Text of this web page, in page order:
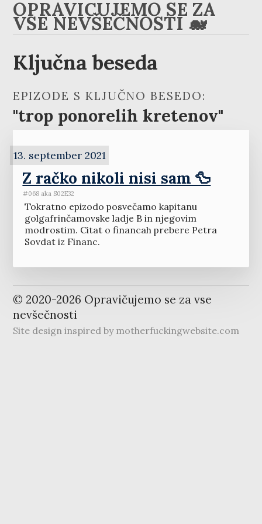
OPRAVIČUJEMO SE ZA
VSE NEVŠEČNOSTI 🐋
Ključna beseda
EPIZODE S KLJUČNO BESEDO:
"trop ponorelih kretenov"
13. september 2021
Z račko nikoli nisi sam 🦆
#068 aka S02E32
Tokratno epizodo posvečamo kapitanu
golgafrinčamovske ladje B in njegovim
modrostim. Citat o financah prebere Petra
Sovdat iz Financ.
© 2020-2026 Opravičujemo se za vse
nevšečnosti
Site design inspired by motherfuckingwebsite.com